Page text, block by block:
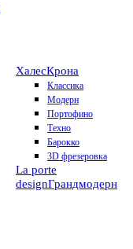
ХалесКрона
Классика
Модерн
Портофино
Техно
Барокко
3D фрезеровка
La porte
designГрандмодерн